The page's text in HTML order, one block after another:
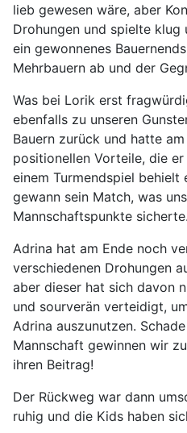
lieb gewesen wäre, aber
Drohungen und spielte
ein gewonnenes
Mehrbauern ab und der
Was bei Lorik erst
ebenfalls zu unseren
Bauern zurück und hatte
positionellen Vorteile, die
einem Turmendspiel behielt
gewann sein Match, was
Mannschaftspunkte sicherte.
Adrina hat am Ende noch
verschiedenen Drohungen
aber dieser hat sich davon
und sourverän verteidigt,
Adrina auszunutzen.
Mannschaft gewinnen wir
ihren Beitrag!
Der Rückweg war dann
ruhig und die Kids haben